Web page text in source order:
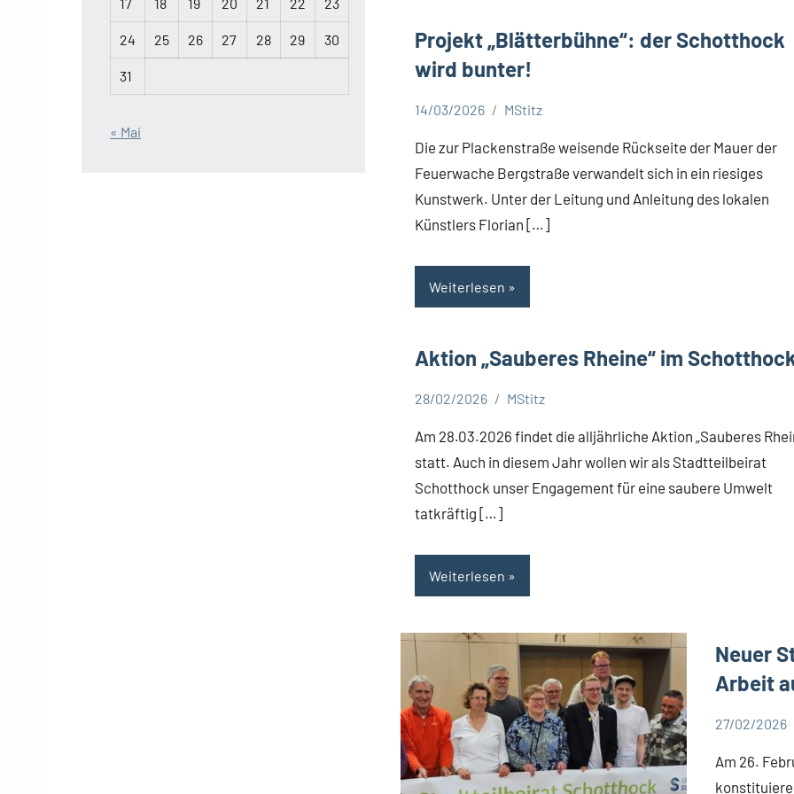
Projekt „Blätterbühne“: der Schotthock
wird bunter!
14/03/2026 MStitz
Die zur Plackenstraße weisende Rückseite der Mauer der
Feuerwache Bergstraße verwandelt sich in ein riesiges
Kunstwerk. Unter der Leitung und Anleitung des lokalen
Künstlers Florian […]
Weiterlesen
Aktion „Sauberes Rheine“ im
28/02/2026 MStitz
Am 28.03.2026 findet die alljährliche Aktion „Sauberes
statt. Auch in diesem Jahr wollen wir als Stadtteilbeirat
Schotthock unser Engagement für eine saubere Umwelt
tatkräftig […]
Weiterlesen
Neuer
Arbeit
27/02/2026
Am 26.
17 18 19 20 21 22 23
24 25 26 27 28 29 30
31
« Mai